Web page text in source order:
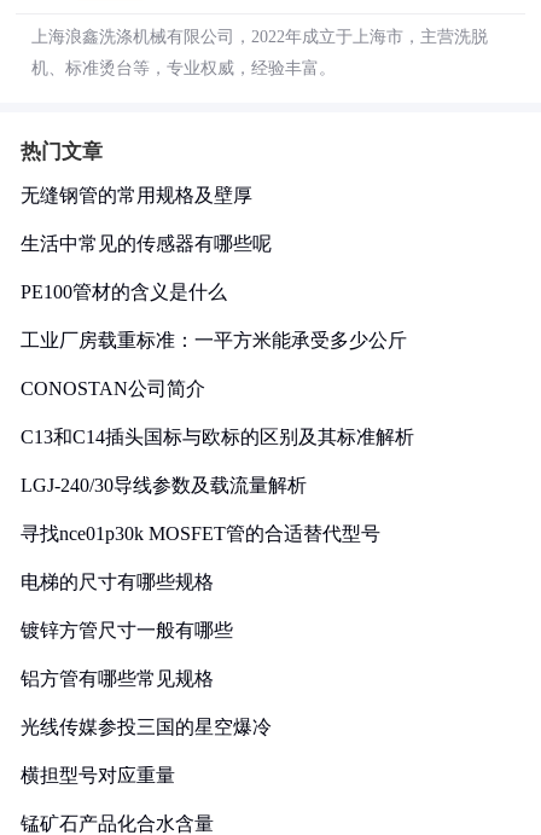
上海浪鑫洗涤机械有限公司，2022年成立于上海市，主营洗脱
机、标准烫台等，专业权威，经验丰富。
热门文章
无缝钢管的常用规格及壁厚
生活中常见的传感器有哪些呢
PE100管材的含义是什么
工业厂房载重标准：一平方米能承受多少公斤
CONOSTAN公司简介
C13和C14插头国标与欧标的区别及其标准解析
LGJ-240/30导线参数及载流量解析
寻找nce01p30k MOSFET管的合适替代型号
电梯的尺寸有哪些规格
镀锌方管尺寸一般有哪些
铝方管有哪些常见规格
光线传媒参投三国的星空爆冷
横担型号对应重量
锰矿石产品化合水含量